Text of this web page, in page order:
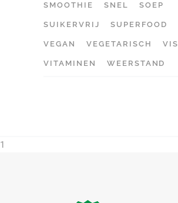
SMOOTHIE SNEL SOEP
SUIKERVRIJ SUPERFOOD
VEGAN VEGETARISCH VIS
VITAMINEN WEERSTAND
1